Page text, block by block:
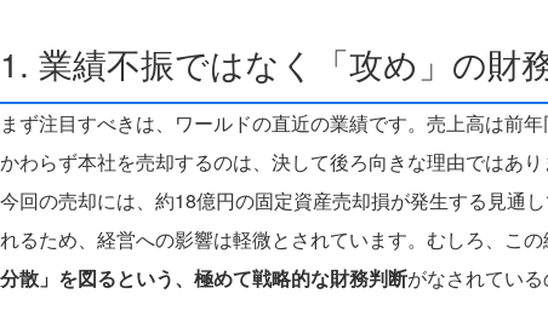
1. 業績不振ではなく「攻め」の財
まず注目すべきは、ワールドの直近の業績です。売上高は前
かわらず本社を売却するのは、決して後ろ向きな理由ではあり
今回の売却には、約18億円の固定資産売却損が発生する見通
れるため、経営への影響は軽微とされています。むしろ、この
分散」を図るという、極めて戦略的な財務判断がなされている